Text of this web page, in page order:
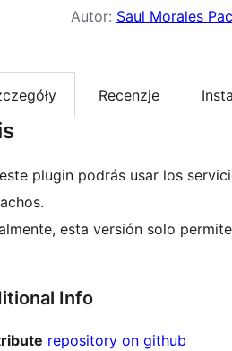
Autor: Saul Morales
Recenzje
plugin podrás usar los
esta versión solo
Info
repository on github